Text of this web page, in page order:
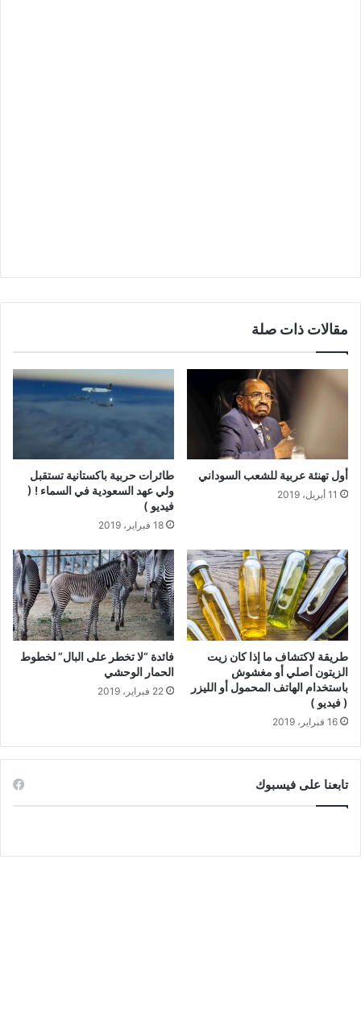
مقالات ذات صلة
أول تهنئة عربية للشعب السوداني
11 أبريل، 2019
طائرات حربية باكستانية تستقبل
ولي عهد السعودية في السماء ! (
فيديو )
18 فبراير، 2019
طريقة لاكتشاف ما إذا كان زيت
الزيتون أصلي أو مغشوش
باستخدام الهاتف المحمول أو الليزر
( فيديو )
16 فبراير، 2019
فائدة “لا تخطر على البال” لخطوط
الحمار الوحشي
22 فبراير، 2019
تابعنا على فيسبوك